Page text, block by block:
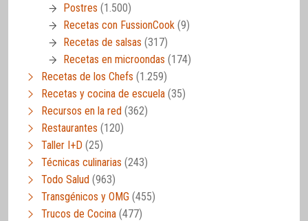
Postres (1.500)
Recetas con FussionCook (9)
Recetas de salsas (317)
Recetas en microondas (174)
Recetas de los Chefs (1.259)
Recetas y cocina de escuela (35)
Recursos en la red (362)
Restaurantes (120)
Taller I+D (25)
Técnicas culinarias (243)
Todo Salud (963)
Transgénicos y OMG (455)
Trucos de Cocina (477)